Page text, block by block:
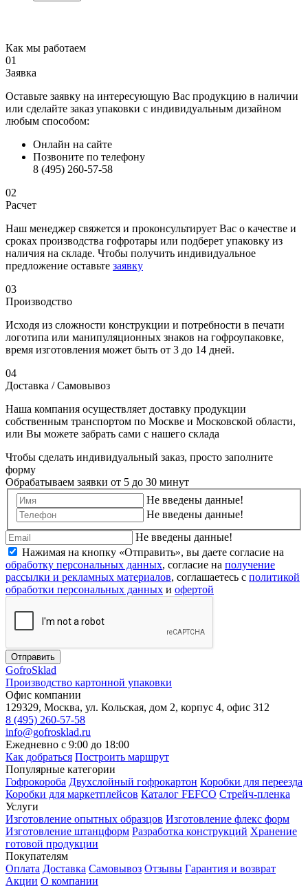
Как мы работаем
01
Заявка
Оставьте заявку на интересующую Вас продукцию в наличии
или сделайте заказ упаковки с индивидуальным дизайном
любым способом:
Онлайн на сайте
Позвоните по телефону
8 (495) 260-57-58
02
Расчет
Наш менеджер свяжется и проконсультирует Вас о качестве и
сроках производства гофротары или подберет упаковку из
наличия на складе. Чтобы получить индивидуальное
предложение оставьте заявку
03
Производство
Исходя из сложности конструкции и потребности в печати
логотипа или манипуляционных знаков на гофроупаковке,
время изготовления может быть от 3 до 14 дней.
04
Доставка / Самовывоз
Наша компания осуществляет доставку продукции
собственным транспортом по Москве и Московской области,
или Вы можете забрать сами с нашего склада
Чтобы сделать индивидуальный заказ, просто заполните
форму
Обрабатываем заявки от 5 до 30 минут
Не введены данные!
Не введены данные!
Не введены данные!
Нажимая на кнопку «Отправить», вы даете согласие на
обработку персональных данных, согласие на получение
рассылки и рекламных материалов, соглашаетесь c политикой
обработки персональных данных и офертой
Отправить
GofroSklad
Производство картонной упаковки
Офис компании
129329, Москва, ул. Кольская, дом 2, корпус 4, офис 312
8 (495) 260-57-58
info@gofrosklad.ru
Ежедневно с 9:00 до 18:00
Как добраться Построить маршрут
Популярные категории
Гофрокороба Двухслойный гофрокартон Коробки для переезда
Коробки для маркетплейсов Каталог FEFCO Стрейч-пленка
Услуги
Изготовление опытных образцов Изготовление флекс форм
Изготовление штанцформ Разработка конструкций Хранение
готовой продукции
Покупателям
Оплата Доставка Самовывоз Отзывы Гарантия и возврат
Акции О компании